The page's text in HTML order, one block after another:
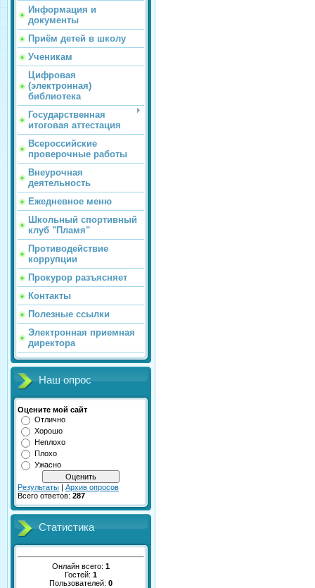
Информация и
документы
Приём детей в школу
Ученикам
Цифровая
(электронная)
библиотека
Государственная
итоговая аттестация
Всероссийские
проверочные работы
Внеурочная
деятельность
Ежедневное меню
Школьный спортивный
клуб "Пламя"
Противодействие
коррупции
Прокурор разъясняет
Контакты
Полезные ссылки
Электронная приемная
директора
Наш опрос
Оцените мой сайт
Отлично
Хорошо
Неплохо
Плохо
Ужасно
Результаты | Архив опросов
Всего ответов: 287
Статистика
Онлайн всего: 1
Гостей: 1
Пользователей: 0